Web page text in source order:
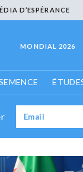
D’ESPÉRANCE
MONDIAL 2026